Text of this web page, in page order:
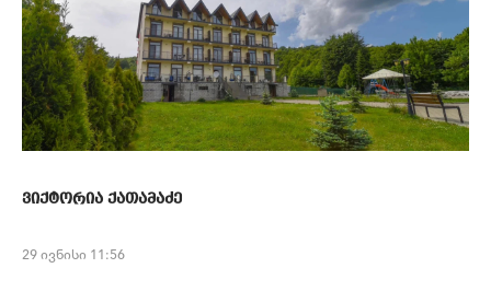
ვიქტორია ქათამაძე
29 ივნისი 11:56